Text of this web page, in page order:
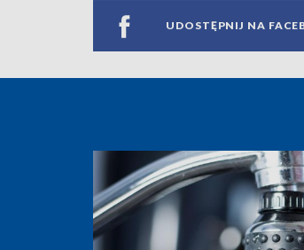
UDOSTĘPNIJ NA